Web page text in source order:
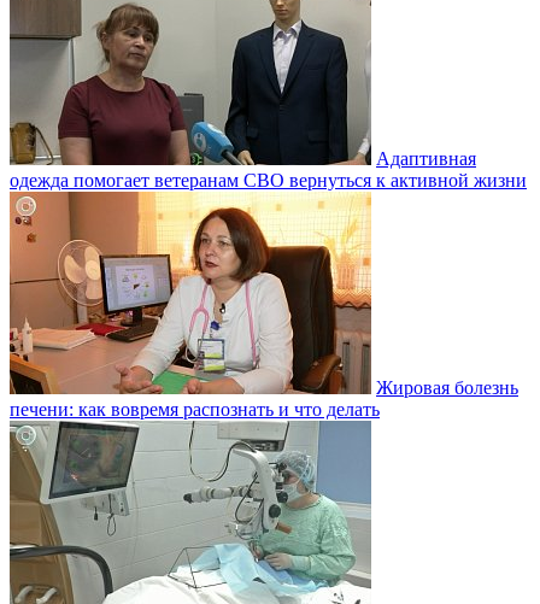
Адаптивная
одежда помогает ветеранам СВО вернуться к активной жизни
Жировая болезнь
печени: как вовремя распознать и что делать